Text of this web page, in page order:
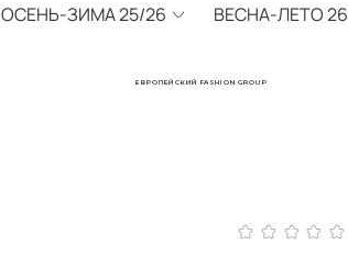
ОСЕНЬ-ЗИМА 25/26 ВЕСНА-ЛЕТО 26
ЕВРОПЕЙСКИЙ FASHION GROUP